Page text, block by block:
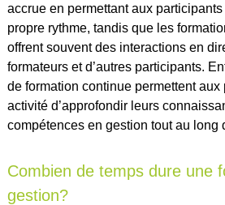
accrue en permettant aux
propre rythme, tandis que les
offrent souvent des interactions en
formateurs et d’autres participants.
de formation continue permettent
activité d’approfondir leurs
compétences en gestion tout au long
Combien de temps dure une
gestion?